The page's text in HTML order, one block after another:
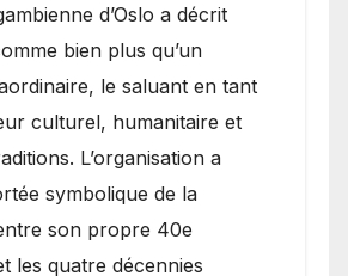
d’Oslo a décrit
bien plus qu’un
le saluant en tant
culturel, humanitaire et
L’organisation a
symbolique de la
son propre 40e
les quatre décennies